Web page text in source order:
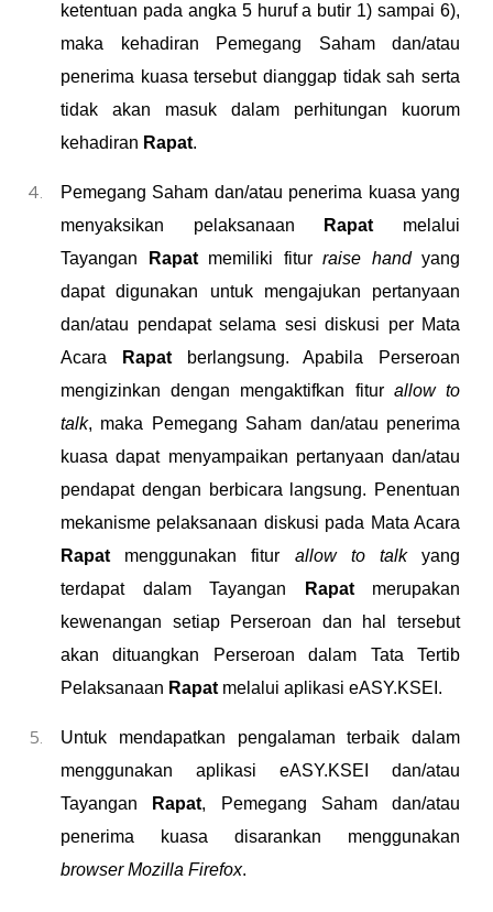
ketentuan pada angka 5 huruf a butir 1) sampai 6),
maka kehadiran Pemegang Saham dan/atau
penerima kuasatersebut dianggap tidak sah serta
tidak akan masuk dalam perhitungan kuorum
kehadiran Rapat.
Pemegang Saham dan/atau penerima kuasayang
menyaksikan pelaksanaan
Rapat melalui
Tayangan
Rapatmemiliki fitur raise handyang
dapat digunakan untuk mengajukan pertanyaan
dan/atau pendapat selama sesi diskusi per Mata
Acara
Rapatberlangsung. Apabila Perseroan
mengizinkan dengan mengaktifkan fitur allow to
talk, maka Pemegang Saham dan/atau penerima
kuasadapat menyampaikan pertanyaan dan/atau
pendapat dengan berbicara langsung. Penentuan
mekanisme pelaksanaan diskusi pada Mata Acara
Rapat menggunakan fitur allow to talkyang
terdapat dalam Tayangan
Rapatmerupakan
kewenangan setiap Perseroan dan hal tersebut
akan dituangkan Perseroan dalam Tata Tertib
Pelaksanaan Rapat melalui aplikasi eASY.KSEI.
Untuk mendapatkan pengalaman terbaik dalam
menggunakan aplikasi eASY.KSEI dan/atau
Tayangan
Rapat, Pemegang Saham dan/atau
penerima kuasa disarankan menggunakan
browser Mozilla Firefox.